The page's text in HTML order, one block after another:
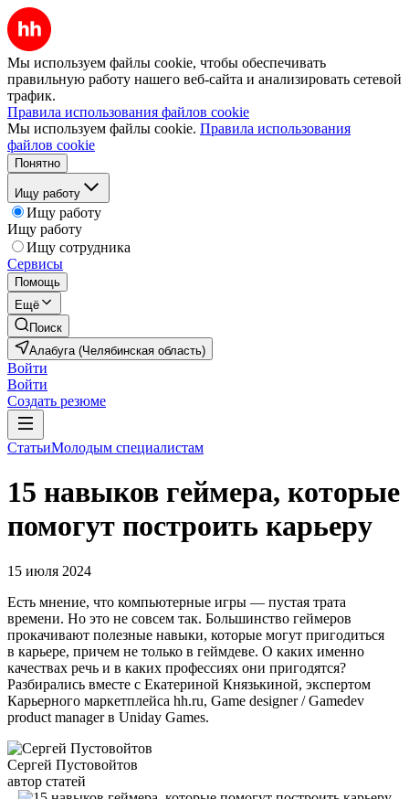
Мы используем файлы cookie, чтобы обеспечивать
правильную работу нашего веб-сайта и анализировать сетевой
трафик.
Правила использования файлов cookie
Мы используем файлы cookie. Правила использования
файлов cookie
Понятно
Ищу работу
Ищу работу
Ищу работу
Ищу сотрудника
Сервисы
Помощь
Ещё
Поиск
Алабуга (Челябинская область)
Войти
Войти
Создать резюме
СтатьиМолодым специалистам
15 навыков геймера, которые
помогут построить карьеру
15 июля 2024
Есть мнение, что компьютерные игры — пустая трата
времени. Но это не совсем так. Большинство геймеров
прокачивают полезные навыки, которые могут пригодиться
в карьере, причем не только в геймдеве. О каких именно
качествах речь и в каких профессиях они пригодятся?
Разбирались вместе с Екатериной Князькиной, экспертом
Карьерного маркетплейса hh.ru, Game designer / Gamedev
product manager в Uniday Games.
Сергей Пустовойтов
автор статей